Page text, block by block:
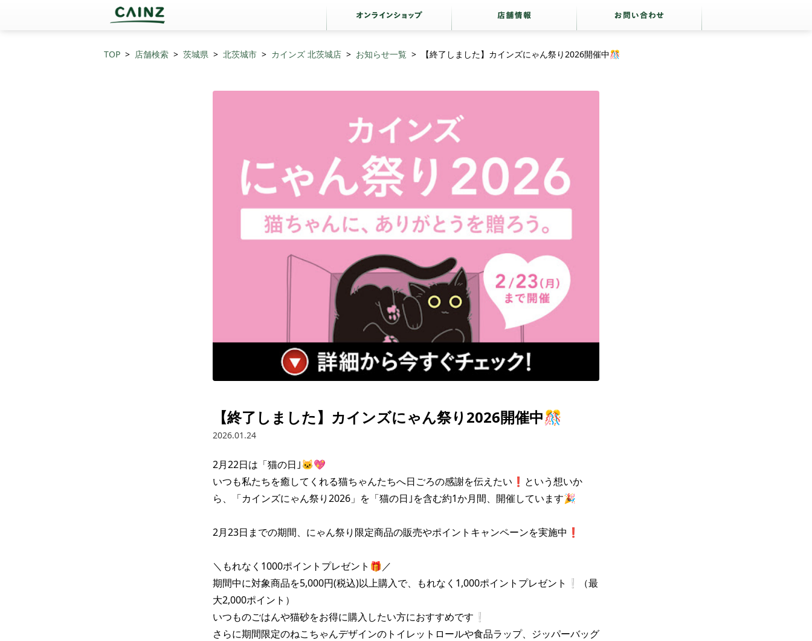
TOP 店舗検索 茨城県 北茨城市 カインズ 北茨城店 お知らせ一覧 【終了しました】カインズにゃん祭り2026開催中🎊
【終了しました】カインズにゃん祭り2026開催中🎊
2026.01.24
2月22日は「猫の日｣🐱💖
いつも私たちを癒してくれる猫ちゃんたちへ日ごろの感謝を伝えたい❗という想いか
ら、「カインズにゃん祭り2026」を「猫の日｣を含む約1か月間、開催しています🎉
2月23日までの期間、にゃん祭り限定商品の販売やポイントキャンペーンを実施中❗
＼もれなく1000ポイントプレゼント🎁／
期間中に対象商品を5,000円(税込)以上購入で、もれなく1,000ポイントプレゼント❕（最
大2,000ポイント）
いつものごはんや猫砂をお得に購入したい方におすすめです❕
さらに期間限定のねこちゃんデザインのトイレットロールや食品ラップ、ジッパーバッグ